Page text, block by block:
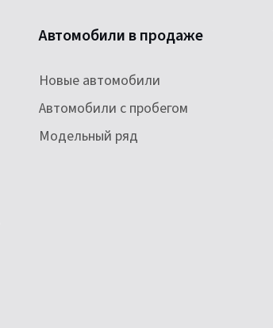
Автомобили в продаже
Новые автомобили
Автомобили с пробегом
Модельный ряд